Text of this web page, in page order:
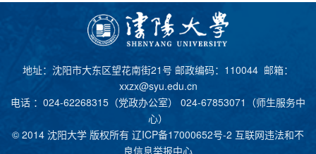
地址：沈阳市大东区望花南街21号 邮政编码：110044 邮箱：
xxzx@syu.edu.cn
电话 ：024-62268315（党政办公室） 024-67853071（师生服务中
心）
© 2014 沈阳大学 版权所有 辽ICP备17000652号-2 互联网违法和不
良信息举报中心